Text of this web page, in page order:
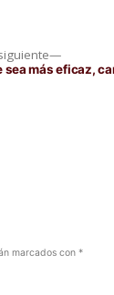
Entrada
siguiente:
sea más eficaz,
marcados con *